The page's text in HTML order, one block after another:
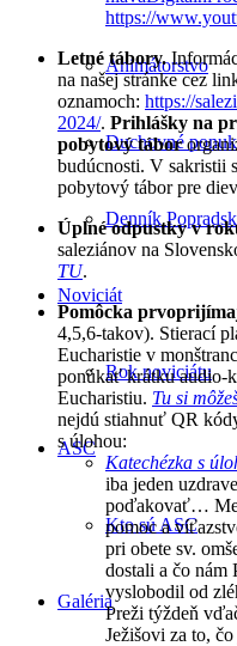
Animátorstvo
Duchovné
Denník
Noviciát
Rok noviciátu
ASC
Kto sú ASC
Galéria
https://
Letné tábory.
na našej stránke cez
oznamoch: https://
2024/. Prihlášky na
pobytový tábor
budúcnosti. V sakristii
pobytový tábor pre
Úplné odpustky v
saleziánov na
TU.
Pomôcka
4,5,6-takov). Stierací
Eucharistie v
ponúkať krátku audio-
Eucharistiu. Tu si
nejdú stiahnuť QR
s úlohou:
Katechézka s
iba jeden
poďakovať…
pomoc a
pri obete sv.
dostali a čo nám
vyslobodil od
Preži týždeň
Ježišovi za to,